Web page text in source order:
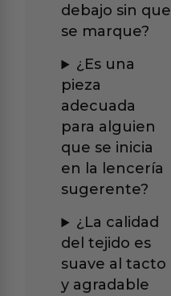
debajo sin que
se marque?
¿Es una
pieza
adecuada
para alguien
que se inicia
en la lencería
sugerente?
¿La calidad
del tejido es
suave al tacto
y agradable